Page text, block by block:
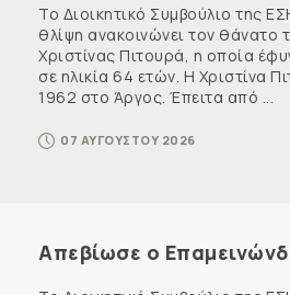
Το Διοικητικό Συμβούλιο της
θλίψη ανακοινώνει τον θάνατο
Χριστίνας Πιτουρά, η οποία
σε ηλικία 64 ετών. Η Χριστίνα
1962 στο Άργος. Έπειτα από ...
07 ΑΥΓΟΥΣΤΟΥ 2026
Απεβίωσε ο